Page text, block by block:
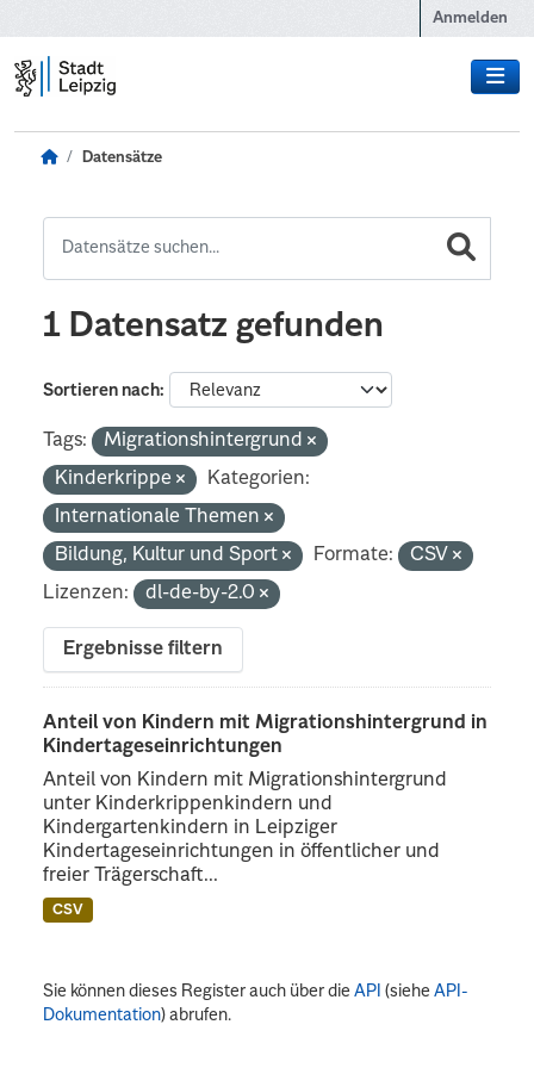
Anmelden
Datensätze
1 Datensatz gefunden
Sortieren nach
Tags:
Migrationshintergrund
Kinderkrippe
Kategorien:
Internationale Themen
Bildung, Kultur und Sport
Formate:
CSV
Lizenzen:
dl-de-by-2.0
Ergebnisse filtern
Anteil von Kindern mit Migrationshintergrund in
Kindertageseinrichtungen
Anteil von Kindern mit Migrationshintergrund
unter Kinderkrippenkindern und
Kindergartenkindern in Leipziger
Kindertageseinrichtungen in öffentlicher und
freier Trägerschaft...
CSV
Sie können dieses Register auch über dieAPI (sieheAPI-
Dokumentation) abrufen.